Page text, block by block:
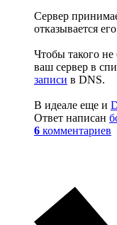
Сервер
отказывается
Чтобы такого не
ваш сервер в
записи в DNS.
В идеале еще и
Ответ написан
6 комментариев